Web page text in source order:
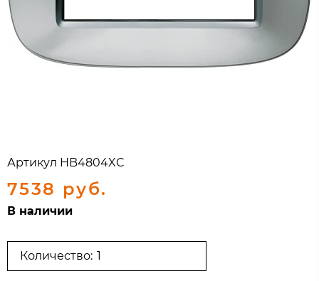
Артикул HB4804XC
7538 руб.
В наличии
Количество: